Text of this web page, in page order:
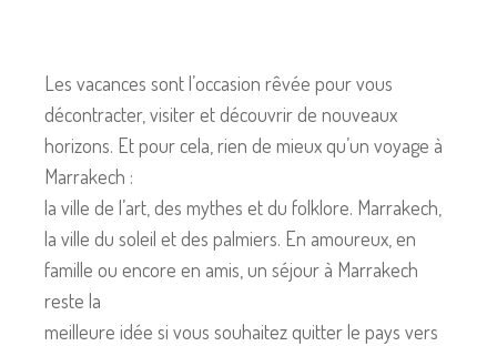
Les vacances sont l’occasion rêvée pour vous
décontracter, visiter et découvrir de nouveaux
horizons. Et pour cela, rien de mieux qu’un voyage à
Marrakech :
la ville de l’art, des mythes et du folklore. Marrakech,
la ville du soleil et des palmiers. En amoureux, en
famille ou encore en amis, un séjour à Marrakech
reste la
meilleure idée si vous souhaitez quitter le pays vers